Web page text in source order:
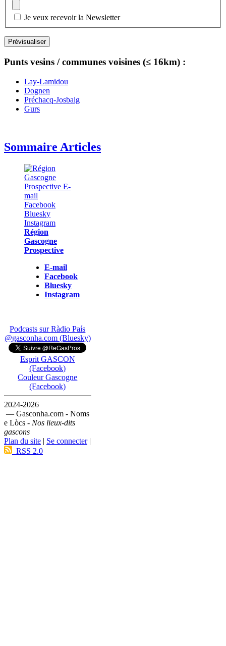
Je veux recevoir la Newsletter
Punts vesins / communes voisines (≤ 16km) :
Lay-Lamidou
Dognen
Préchacq-Josbaig
Gurs
Sommaire Articles
Région
Gascogne
Prospective
E-mail
Facebook
Bluesky
Instagram
Podcasts sur Ràdio País
@gasconha.com (Bluesky)
Esprit GASCON
(Facebook)
Couleur Gascogne
(Facebook)
2024-2026
— Gasconha.com - Noms
e Lòcs - Nos lieux-dits
gascons
Plan du site | Se connecter|
RSS 2.0